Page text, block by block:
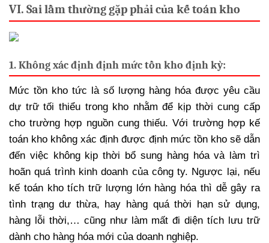
VI. Sai lầm thường gặp phải của kế toán kho
1. Không xác định định mức tồn kho định kỳ:
Mức tồn kho tức là số lượng hàng hóa được yêu cầu
dự trữ tối thiểu trong kho nhằm để kịp thời cung cấp
cho trường hợp nguồn cung thiếu. Với trường hợp kế
toán kho không xác định được định mức tồn kho sẽ dẫn
đến việc không kịp thời bổ sung hàng hóa và làm trì
hoãn quá trình kinh doanh của công ty. Ngược lại, nếu
kế toán kho tích trữ lượng lớn hàng hóa thì dễ gây ra
tình trạng dư thừa, hay hàng quá thời hạn sử dụng,
hàng lỗi thời,… cũng như làm mất đi diện tích lưu trữ
dành cho hàng hóa mới của doanh nghiệp.